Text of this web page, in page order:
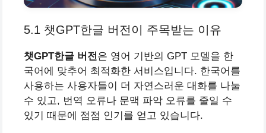
5.1 챗GPT한글 버전이 주목받는 이유
챗GPT한글 버전은 영어 기반의 GPT 모델을 한
국어에 맞추어 최적화한 서비스입니다. 한국어를
사용하는 사용자들이 더 자연스러운 대화를 나눌
수 있고, 번역 오류나 문맥 파악 오류를 줄일 수
있기 때문에 점점 인기를 얻고 있습니다.